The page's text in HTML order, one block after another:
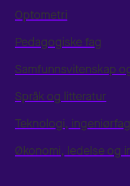
Optometri
Pedagogiske fag
Samfunnsvitenskap
Språk og litteratur
Teknologi,
Økonomi, ledelse og